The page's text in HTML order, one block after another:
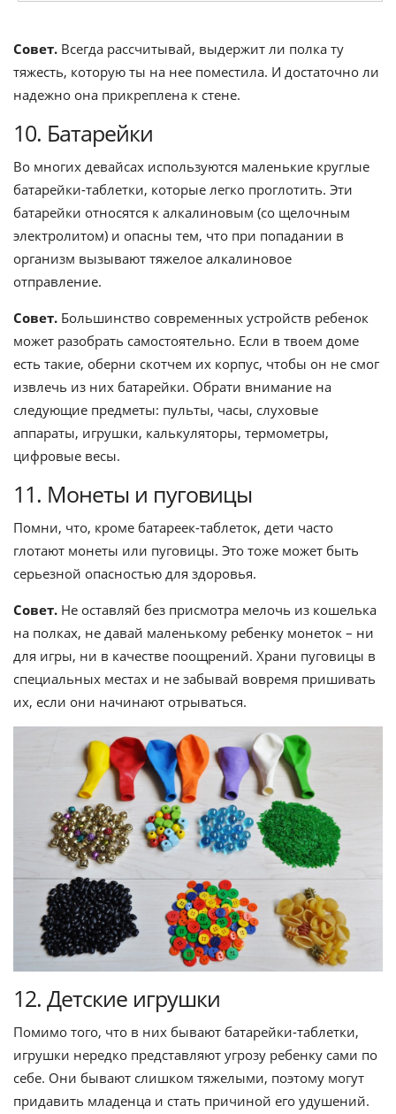
Совет. Всегда рассчитывай, выдержит ли полка ту
тяжесть, которую ты на нее поместила. И достаточно ли
надежно она прикреплена к стене.
10. Батарейки
Во многих девайсах используются маленькие круглые
батарейки-таблетки, которые легко проглотить. Эти
батарейки относятся к алкалиновым (со щелочным
электролитом) и опасны тем, что при попадании в
организм вызывают тяжелое алкалиновое
отправление.
Совет. Большинство современных устройств ребенок
может разобрать самостоятельно. Если в твоем доме
есть такие, оберни скотчем их корпус, чтобы он не смог
извлечь из них батарейки. Обрати внимание на
следующие предметы: пульты, часы, слуховые
аппараты, игрушки, калькуляторы, термометры,
цифровые весы.
11. Монеты и пуговицы
Помни, что, кроме батареек-таблеток, дети часто
глотают монеты или пуговицы. Это тоже может быть
серьезной опасностью для здоровья.
Совет. Не оставляй без присмотра мелочь из кошелька
на полках, не давай маленькому ребенку монеток – ни
для игры, ни в качестве поощрений. Храни пуговицы в
специальных местах и не забывай вовремя пришивать
их, если они начинают отрываться.
12. Детские игрушки
Помимо того, что в них бывают батарейки-таблетки,
игрушки нередко представляют угрозу ребенку сами по
себе. Они бывают слишком тяжелыми, поэтому могут
придавить младенца и стать причиной его удушений.